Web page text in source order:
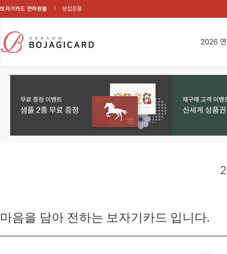
보자기카드 연하장몰 청첩장몰
2026
마음을 담아 전하는 보자기카드 입니다.